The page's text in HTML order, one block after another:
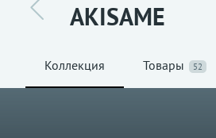
AKISAME
Коллекция Товары 52